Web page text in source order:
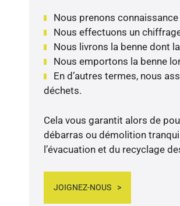
Nous prenons
Nous effectuons un
Nous livrons la benne dont
Nous emportons la benne
En d’autres termes, nous
déchets.
Cela vous garantit alors de
débarras ou démolition
l’évacuation et du recyclage
JOIGNEZ-NOUS